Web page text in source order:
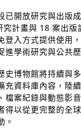
已開放研究與出版
計畫與 18 案出版
登入方式提供使用
進學術研究與公共
史博物館將持續與
充資料庫內容，陸
檔案紀錄與動態影
得以從更完整的全
。